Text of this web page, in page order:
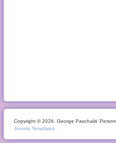
Copyright © 2026. George Paschalis'
Joomla Templates